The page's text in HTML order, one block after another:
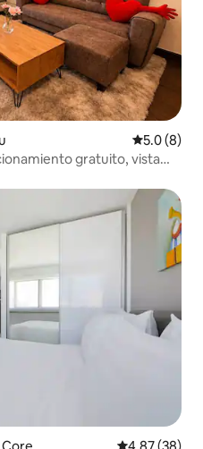
5.0 (8)
gratuito, vista